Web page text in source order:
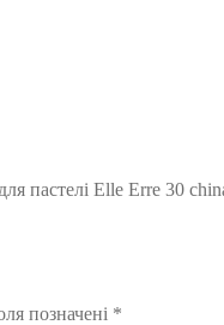
пастелі Elle Erre 30
позначені *